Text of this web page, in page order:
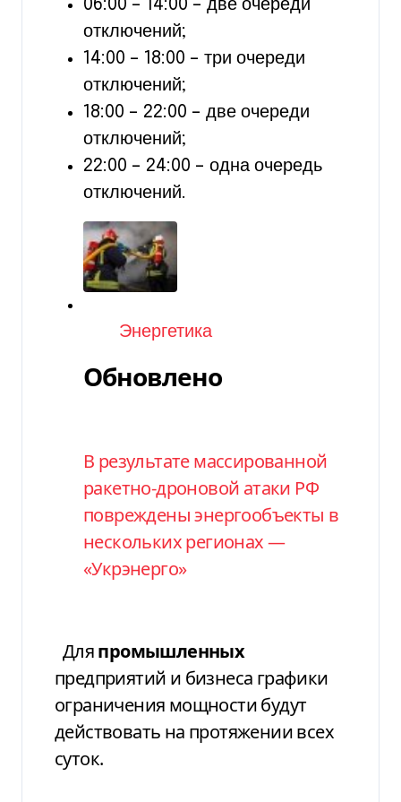
06:00 – 14:00 – две очереди
отключений;
14:00 – 18:00 – три очереди
отключений;
18:00 – 22:00 – две очереди
отключений;
22:00 – 24:00 – одна очередь
отключений.
Категория
Энергетика
Обновлено
В результате массированной
ракетно-дроновой атаки РФ
повреждены энергообъекты в
нескольких регионах —
«Укрэнерго»
Дляпромышленных
предприятий и бизнеса графики
ограничения мощности будут
действовать на протяжении всех
суток.